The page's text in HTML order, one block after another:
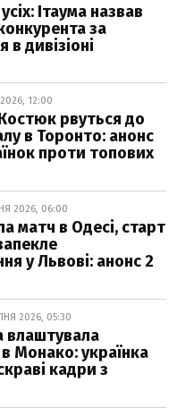
Ітаума назвав
за
в дивізіоні
12:00
Костюк рвуться до
в Торонто: анонс
проти топових
2026, 06:00
матч в Одесі, старт
у Львові: анонс 2
2026, 05:30
влаштувала
Монако: українка
кадри з